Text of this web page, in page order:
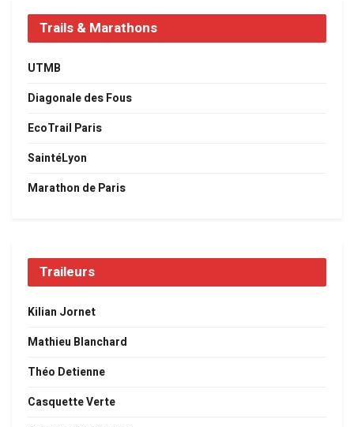
Trails & Marathons
UTMB
Diagonale des Fous
EcoTrail Paris
SaintéLyon
Marathon de Paris
Traileurs
Kilian Jornet
Mathieu Blanchard
Théo Detienne
Casquette Verte